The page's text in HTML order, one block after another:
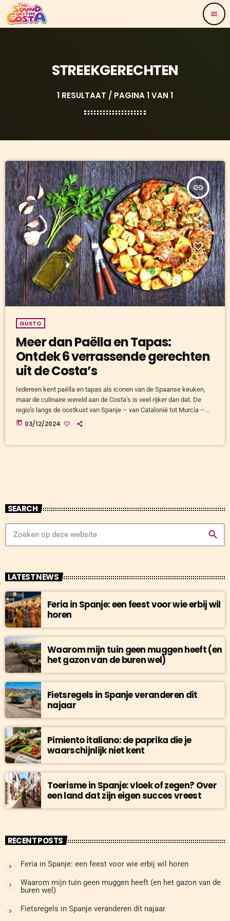
menu
STREEKGERECHTEN
1 RESULTAAT / PAGINA 1 VAN 1
insert_link
GUSTO
Meer dan Paëlla en Tapas:
Ontdek 6 verrassende gerechten
uit de Costa’s
Iedereen kent paëlla en tapas als iconen van de Spaanse keuken,
maar de culinaire wereld aan de Costa’s is veel rijker dan dat. De
regio’s langs de oostkust van Spanje – van Catalonië tot Murcia –
bieden een schat aan unieke gerechten, elk met een eigen verhaal.
today 03/12/2024
SEARCH
search
LATEST NEWS
Feria in Spanje: een feest voor wie erbij wil
horen
Waarom mijn tuin geen muggen heeft (en
het gazon van de buren wel)
Fietsregels in Spanje veranderen dit
najaar
Pimiento italiano: de paprika die je
waarschijnlijk niet kent
Toerisme in Spanje: vloek of zegen? Over
een land dat zijn eigen succes vreest
RECENT POSTS
Feria in Spanje: een feest voor wie erbij wil horen
Waarom mijn tuin geen muggen heeft (en het gazon van de
buren wel)
Fietsregels in Spanje veranderen dit najaar